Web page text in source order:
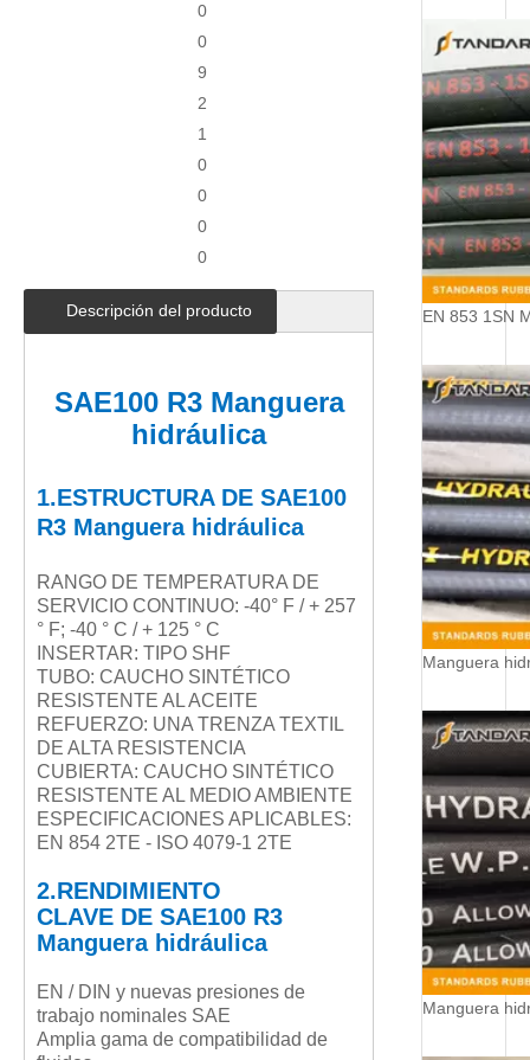
0
0
9
2
1
0
0
0
0
Descripción del producto
SAE100 R3 Manguera
hidráulica
1.ESTRUCTURA DE SAE100
R3 Manguera hidráulica
RANGO DE TEMPERATURA DE
SERVICIO CONTINUO: -40° F / + 257
° F; -40 ° C / + 125 ° C
INSERTAR: TIPO SHF
TUBO: CAUCHO SINTÉTICO
RESISTENTE AL ACEITE
REFUERZO: UNA TRENZA TEXTIL
DE ALTA RESISTENCIA
CUBIERTA: CAUCHO SINTÉTICO
RESISTENTE AL MEDIO AMBIENTE
ESPECIFICACIONES APLICABLES:
EN 854 2TE - ISO 4079-1 2TE
2.RENDIMIENTO
CLAVE DE SAE100 R3
Manguera hidráulica
EN / DIN y nuevas presiones de
trabajo nominales SAE
Amplia gama de compatibilidad de
Manguera
Manguera